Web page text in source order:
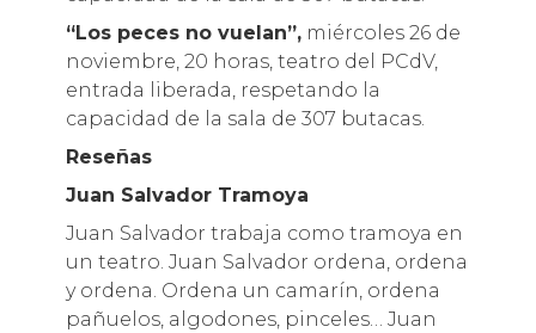
“Los peces no vuelan”,miércoles 26 de
noviembre, 20 horas, teatro del PCdV,
entrada liberada, respetando la
capacidad de la sala de 307 butacas.
Reseñas
Juan Salvador Tramoya
Juan Salvador trabaja como tramoya en
un teatro. Juan Salvador ordena, ordena
y ordena. Ordena un camarín, ordena
pañuelos, algodones, pinceles… Juan